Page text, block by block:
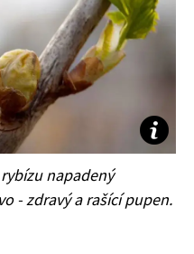
napadený
- zdravý a rašící pupen.